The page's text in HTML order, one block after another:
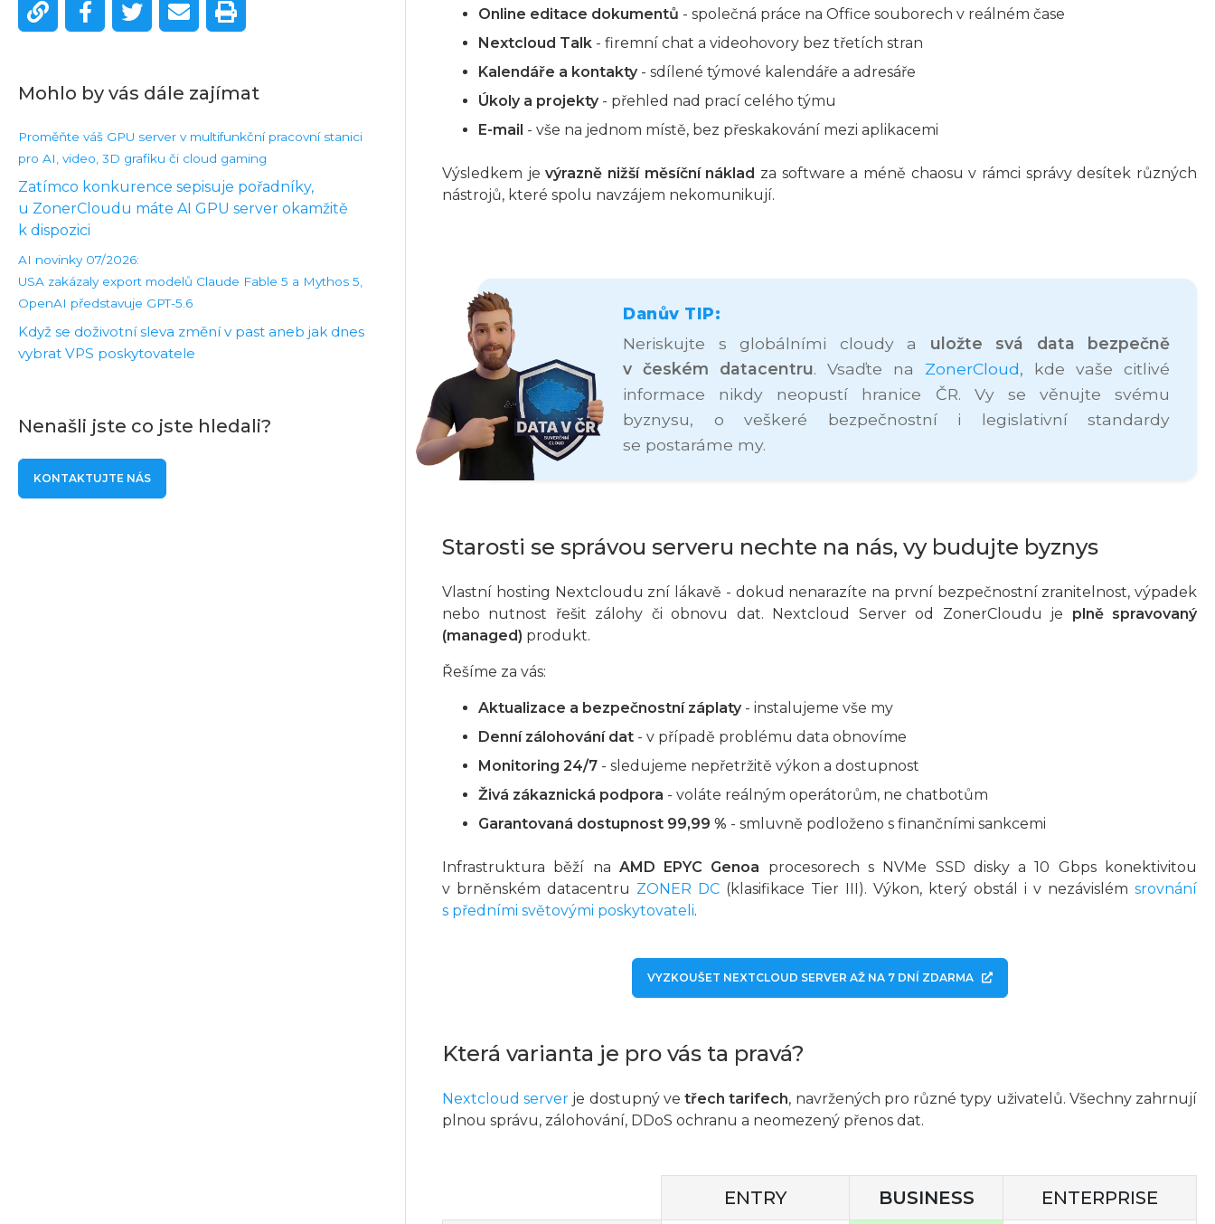
Mohlo by vás dále zajímat
Proměňte váš GPU server v multifunkční pracovní stanici
pro AI, video, 3D grafiku či cloud gaming
Zatímco konkurence sepisuje pořadníky,
u ZonerCloudu máte AI GPU server okamžitě
k dispozici
AI novinky 07/2026:
USA zakázaly export modelů Claude Fable 5 a Mythos 5,
OpenAI představuje GPT-5.6
Když se doživotní sleva změní v past aneb jak dnes
vybrat VPS poskytovatele
Nenašli jste co jste hledali?
KONTAKTUJTE NÁS
Online editace dokumentů - společná práce na Office souborech v reálném čase
Nextcloud Talk - firemní chat a videohovory bez třetích stran
Kalendáře a kontakty- sdílené týmové kalendáře a adresáře
Úkoly a projekty- přehled nad prací celého týmu
E-mail - vše na jednom místě, bez přeskakování mezi aplikacemi
Výsledkem jevýrazně nižší měsíční náklad za software a méně chaosu v rámci správy desítek různých
nástrojů, které spolu navzájem nekomunikují.
Danův TIP:
Neriskujte s globálními cloudy a uložte svá data bezpečně
v českém datacentru. Vsaďte na ZonerCloud, kde vaše citlivé
informace nikdy neopustí hranice ČR. Vy se věnujte svému
byznysu, o veškeré bezpečnostní i legislativní standardy
se postaráme my.
Starosti se správou serveru nechte na nás, vy budujte byznys
Vlastní hosting Nextcloudu zní lákavě - dokud nenarazíte na první bezpečnostní zranitelnost, výpadek
nebo nutnost řešit zálohy či obnovu dat. Nextcloud Server od ZonerCloudu je plně spravovaný
(managed) produkt.
Řešíme za vás:
Aktualizace a bezpečnostní záplaty- instalujeme vše my
Denní zálohování dat - v případě problému data obnovíme
Monitoring 24/7 - sledujeme nepřetržitě výkon a dostupnost
Živá zákaznická podpora - voláte reálným operátorům, ne chatbotům
Garantovaná dostupnost 99,99 % - smluvně podloženo s finančními sankcemi
Infrastruktura běží na AMD EPYC Genoa procesorech s NVMe SSD disky a 10 Gbps konektivitou
v brněnském datacentru ZONER DC (klasifikace Tier III). Výkon, který obstál i v nezávislém srovnání
s předními světovými poskytovateli.
VYZKOUŠET NEXTCLOUD SERVER AŽ NA 7 DNÍ ZDARMA
Která varianta je pro vás ta pravá?
Nextcloud server je dostupný vetřech tarifech, navržených pro různé typy uživatelů. Všechny zahrnují
plnou správu, zálohování, DDoS ochranu a neomezený přenos dat.
ENTRY BUSINESS ENTERPRISE